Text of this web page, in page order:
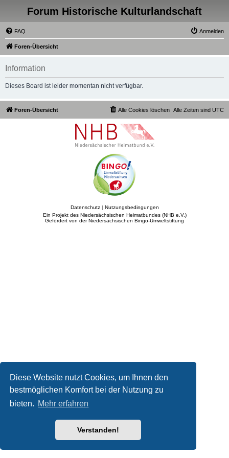
Diese Website nutzt Cookies, um Ihnen den
bestmöglichen Komfort bei der Nutzung zu
bieten. Mehr erfahren
Verstanden!
Forum Historische Kulturlandschaft
FAQ Anmelden
Foren-Übersicht
Information
Dieses Board ist leider momentan nicht verfügbar.
Foren-Übersicht Alle Zeiten sind UTC
Alle Cookies löschen
Datenschutz| Nutzungsbedingungen
Ein Projekt des Niedersächsischen Heimatbundes (NHB e.V.)
Gefördert von der Niedersächsischen Bingo-Umweltstiftung